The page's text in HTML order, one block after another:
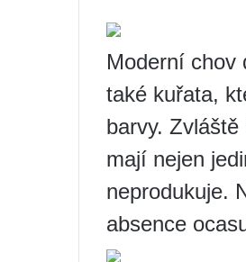
Moderní chov
také kuřata,
barvy.
mají nejen
neprodukuje.
absence